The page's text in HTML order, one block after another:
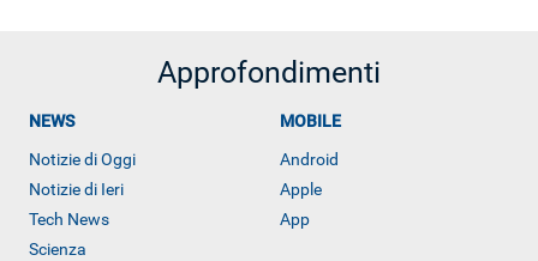
Approfondimenti
NEWS
Notizie di Oggi
Notizie di Ieri
Tech News
Scienza
MOBILE
Android
Apple
App